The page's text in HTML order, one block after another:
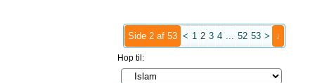
Side 2 af 53 < 1 2 3 4 ... 52 53 > ↓
Hop til: